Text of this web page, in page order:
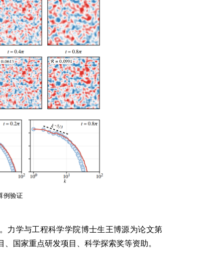
例验证
力学与工程科学学院博士生王博源为论文第
国家重点研发项目、科学探索奖等资助。